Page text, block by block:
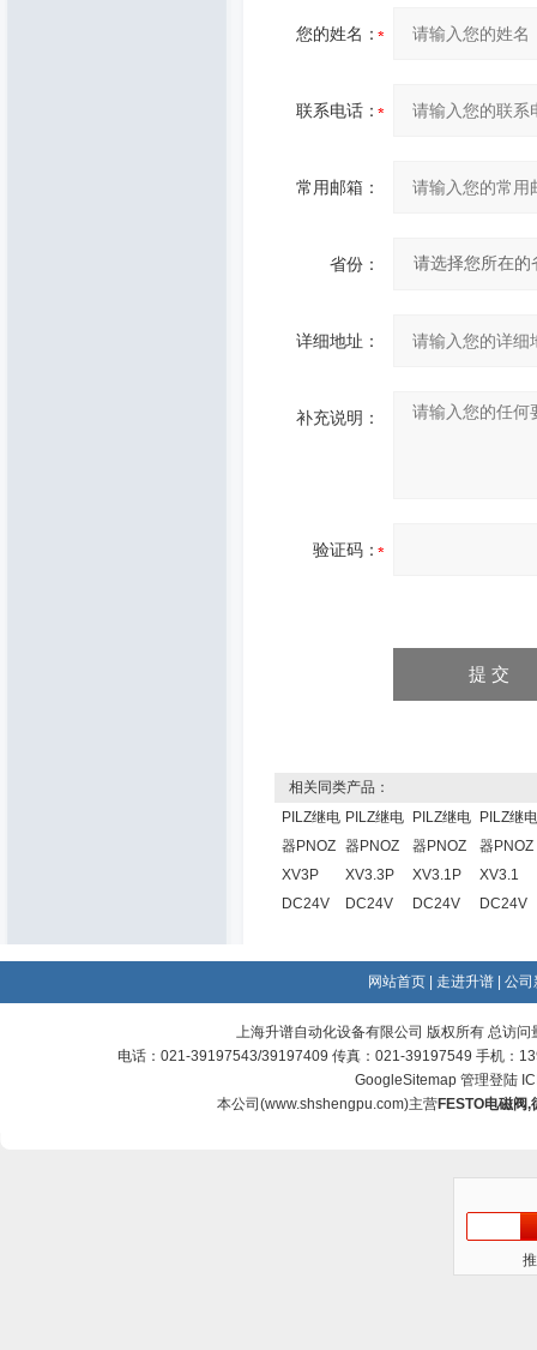
您的姓名：
联系电话：
常用邮箱：
省份：
详细地址：
补充说明：
验证码：
相关同类产品：
PILZ继电
器PNOZ
XV3P
DC24V
PILZ继电
器PNOZ
XV3.3P
DC24V
PILZ继电
器PNOZ
XV3.1P
DC24V
PILZ继电
器PNOZ
XV3.1
DC24V
网站首页 走进升谱 公司
上海升谱自动化设备有限公司 版权所有 总访问
电话：021-39197543/39197409 传真：021-39197549 手机：
GoogleSitemap 管理登陆
本公司(www.shshengpu.com)主营FESTO电磁阀,